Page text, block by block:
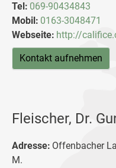
Tel: 069-90434843
Mobil: 0163-3048471
Webseite: http://
Kontakt aufnehmen
Fleischer, Dr.
Adresse: Offenbacher
M.